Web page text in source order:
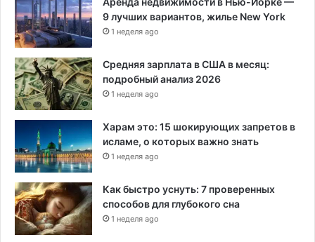
с
с
-
к
о
н
ф
е
е
н
и
и
9 лучших вариантов, жилье New York
1 неделя ago
Средняя зарплата в США в месяц:
подробный анализ 2026
1 неделя ago
Харам это: 15 шокирующих запретов в
исламе, о которых важно знать
1 неделя ago
Как быстро уснуть: 7 проверенных
способов для глубокого сна
1 неделя ago